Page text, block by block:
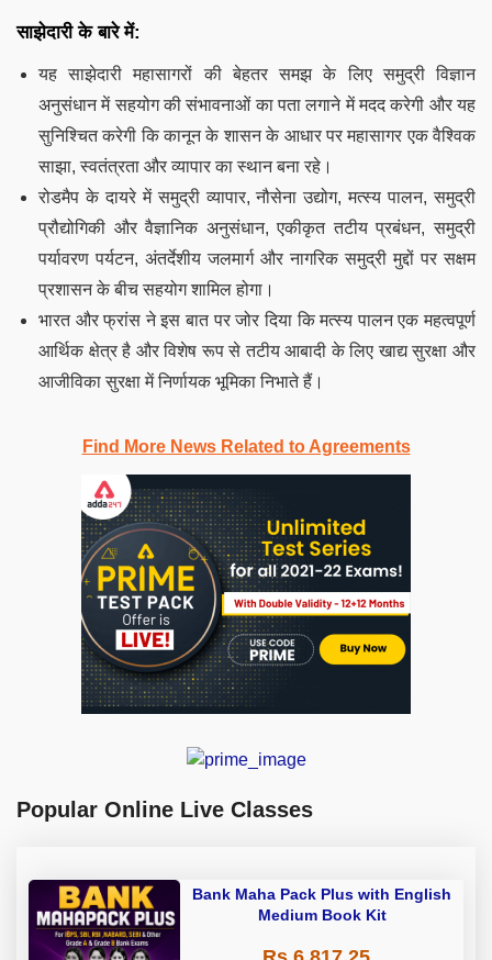
साझेदारी के बारे में:
यह साझेदारी महासागरों की बेहतर समझ के लिए समुद्री विज्ञान
अनुसंधान में सहयोग की संभावनाओं का पता लगाने में मदद करेगी और यह
सुनिश्चित करेगी कि कानून के शासन के आधार पर महासागर एक वैश्विक
साझा, स्वतंत्रता और व्यापार का स्थान बना रहे।
रोडमैप के दायरे में समुद्री व्यापार, नौसेना उद्योग, मत्स्य पालन, समुद्री
प्रौद्योगिकी और वैज्ञानिक अनुसंधान, एकीकृत तटीय प्रबंधन, समुद्री
पर्यावरण पर्यटन, अंतर्देशीय जलमार्ग और नागरिक समुद्री मुद्दों पर सक्षम
प्रशासन के बीच सहयोग शामिल होगा।
भारत और फ्रांस ने इस बात पर जोर दिया कि मत्स्य पालन एक महत्वपूर्ण
आर्थिक क्षेत्र है और विशेष रूप से तटीय आबादी के लिए खाद्य सुरक्षा और
आजीविका सुरक्षा में निर्णायक भूमिका निभाते हैं।
Find More News Related to Agreements
Popular Online Live Classes
Bank Maha Pack Plus with English
Medium Book Kit